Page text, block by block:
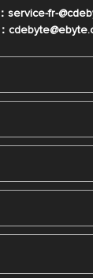
service-fr-
cdebyte